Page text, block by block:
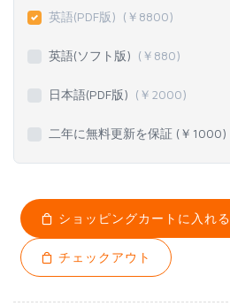
英語(PDF版) (￥ 8800)
英語(ソフト版) (￥ 880)
日本語(PDF版) (￥ 2000)
二年に無料更新を保証 (￥ 1000)
ショッピングカートに入れる
チェックアウト